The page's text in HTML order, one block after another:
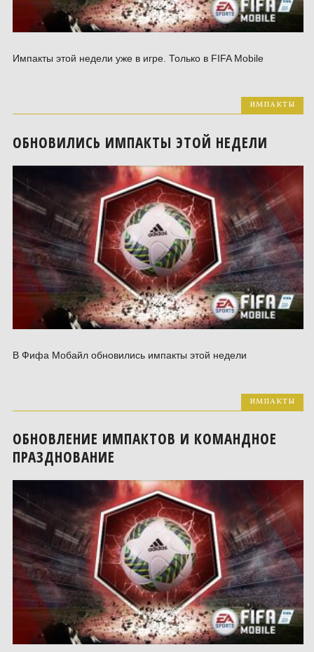
Импакты этой недели уже в игре. Только в FIFA Mobile
ИМПАКТЫ
ОБНОВИЛИСЬ ИМПАКТЫ ЭТОЙ НЕДЕЛИ
В Фифа Мобайл обновились импакты этой недели
ИМПАКТЫ
ОБНОВЛЕНИЕ ИМПАКТОВ И КОМАНДНОЕ
ПРАЗДНОВАНИЕ